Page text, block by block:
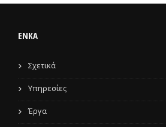
ENKA
Σχετικά
Υπηρεσίες
Έργα